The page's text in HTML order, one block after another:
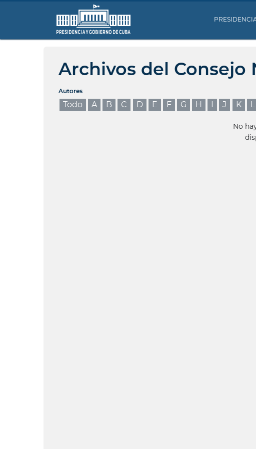
Archivos del Consejo
Autores
Todo A B C D E F G H I J K L
No